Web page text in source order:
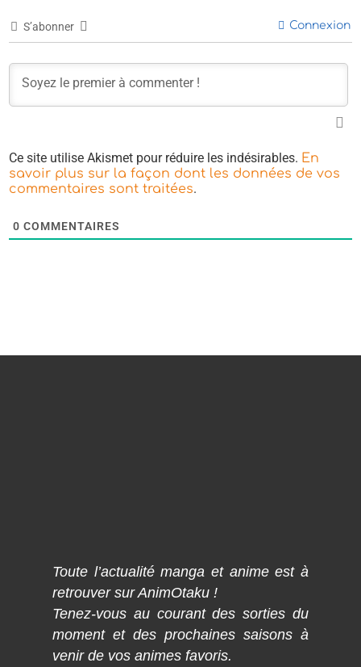
S’abonner Connexion
Ce site utilise Akismet pour réduire les indésirables. En
savoir plus sur la façon dont les données de vos
commentaires sont traitées.
0 COMMENTAIRES
Toute l’actualité manga et anime est à
retrouver sur AnimOtaku !
Tenez-vous au courant des sorties du
moment et des prochaines saisons à
venir de vos animes favoris.